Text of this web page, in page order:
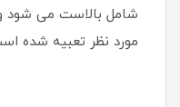
شامل بالاست می شود و
مورد نظر تعبیه شده